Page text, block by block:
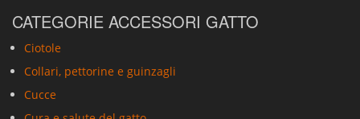
CATEGORIE ACCESSORI GATTO
Ciotole
Collari, pettorine e guinzagli
Cucce